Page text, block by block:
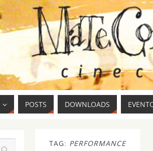
POSTS DOWNLOADS
TAG: PERFORMANCE